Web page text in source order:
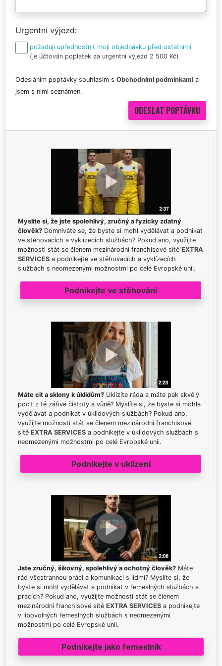
Urgentní výjezd
požaduji upřednostnit moji objednávku před ostatními
(je účtován poplatek za urgentní výjezd 2 500 Kč)
Odesláním poptávky souhlasím s Obchodními podmínkami a
jsem s nimi seznámen.
Myslíte si, že jste spolehlivý, zručný a fyzicky zdatný
člověk? Domníváte se, že byste si mohl vydělávat a podnikat
ve stěhovacích a vyklízecích službách? Pokud ano, využijte
možnosti stát se členem mezinárodní franchisové sítě EXTRA
SERVICES a podnikejte ve stěhovacích a vyklízecích
službách s neomezenými možnostmi po celé Evropské unii.
Podnikejte ve stěhování
Máte cit a sklony k úklidům? Uklízíte ráda a máte pak skvělý
pocit z té zářivé čistoty a vůně? Myslíte si, že byste si mohla
vydělávat a podnikat v úklidových službách? Pokud ano,
využijte možnosti stát se členem mezinárodní franchisové
sítě EXTRA SERVICES a podnikejte v úklidových službách s
neomezenými možnostmi po celé Evropské unii.
Podnikejte v uklízení
Jste zručný, šikovný, spolehlivý a ochotný člověk? Máte
rád všestrannou práci a komunikaci s lidmi? Myslíte si, že
byste si mohl vydělávat a podnikat v řemeslných službách a
pracích? Pokud ano, využijte možnosti stát se členem
mezinárodní franchisové sítě EXTRA SERVICES a podnikejte
v libovolných řemeslných službách s neomezenými
možnostmi po celé Evropské unii.
Podnikejte jako řemeslník